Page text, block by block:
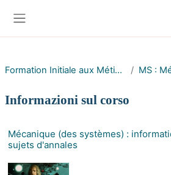
Formation Initiale aux Métiers d'Ingénieur (FIMI)
Informazioni sul corso
Mécanique (des systèmes) :
sujets d'annales